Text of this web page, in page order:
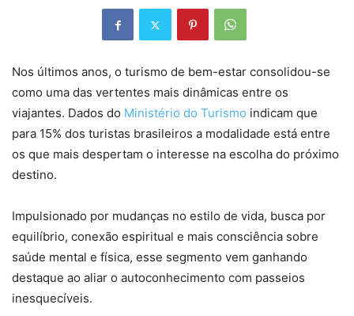
Nos últimos anos, o turismo de bem-estar consolidou-se
como uma das vertentes mais dinâmicas entre os
viajantes. Dados do Ministério do Turismo indicam que
para 15% dos turistas brasileiros a modalidade está entre
os que mais despertam o interesse na escolha do próximo
destino.
Impulsionado por mudanças no estilo de vida, busca por
equilíbrio, conexão espiritual e mais consciência sobre
saúde mental e física, esse segmento vem ganhando
destaque ao aliar o autoconhecimento com passeios
inesquecíveis.